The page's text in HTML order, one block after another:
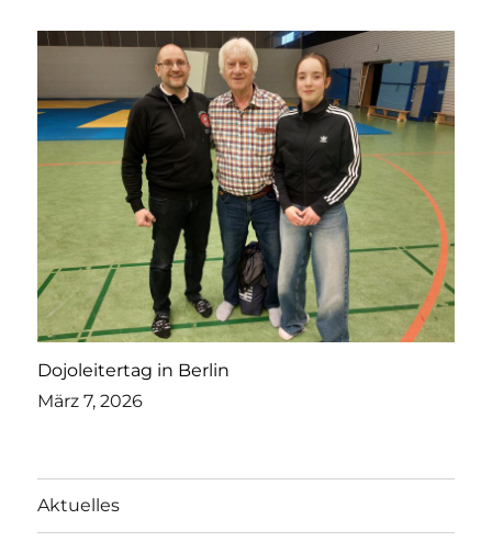
Dojoleitertag in Berlin
März 7, 2026
Aktuelles